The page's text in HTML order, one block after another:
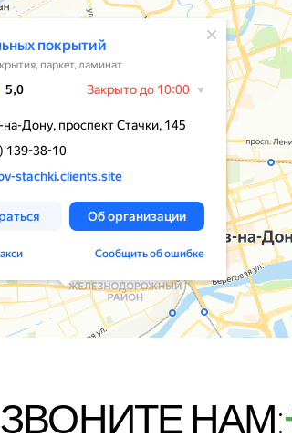
ЗВОНИТЕ НАМ: